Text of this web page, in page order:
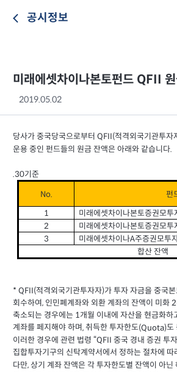
공시정보
미래에셋차이나본토펀드 QFII 원
2019.05.02
당사가 중국당국으로부터 QFII(적격외국기관투자
운용 중인 펀드들의 원금 잔액은 아래와 같습니다.
.30기준
No.
펀
1
미래에셋차이나본토증권모투
2
미래에셋차이나본토증권모투
3
미래에셋차이나A주증권모투
합산 잔액
* QFII(적격외국기관투자자)가 투자 자금을 중국
회수하여, 인민폐계좌와 외환 계좌의 잔액이 미화2
축소되는 경우에는 1개월 이내에 자산을 현금화하
계좌를 페지해야 하며,취득한 투자한도(Quota)도
이러한 경우에 관련 법령 “QFII 중국 경내 증권 투
집합투자기구의 신탁계약서에서 정하는 절차에
다만,상기 계좌 잔액은 각 투자한도별 잔액이 아닌